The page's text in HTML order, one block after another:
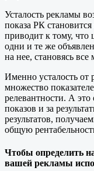
Усталость рекламы
показа РК
приводит к тому, что
одни и те же
на нее, становясь
Именно усталость от
множество
релевантности. А это
показов и за
результатов,
общую
Чтобы определить
вашей рекламы